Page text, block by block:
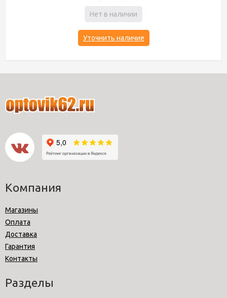
Нет в наличии
Уточнить наличие
Компания
Магазины
Оплата
Доставка
Гарантия
Контакты
Разделы